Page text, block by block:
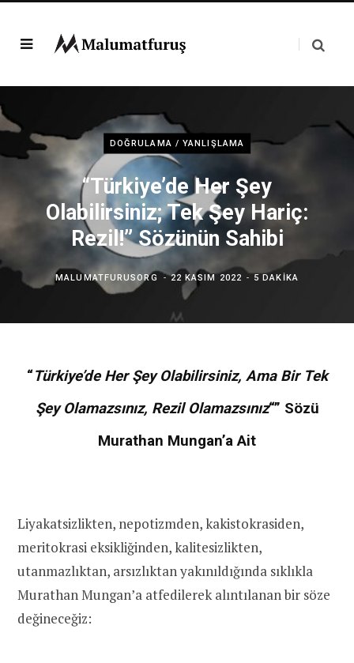
DOĞRULAMA / YANLIŞLAMA
“Türkiye’de Her Şey
Olabilirsiniz; Tek Şey Hariç:
Rezil!” Sözünün Sahibi
MALUMATFURUSORG 22 KASIM 2022 5 DAKIKA
“Türkiye’de Her Şey Olabilirsiniz, Ama Bir Tek
Şey Olamazsınız, Rezil Olamazsınız“” Sözü
Murathan Mungan’a Ait
Liyakatsizlikten, nepotizmden, kakistokrasiden,
meritokrasi eksikliğinden, kalitesizlikten,
utanmazlıktan, arsızlıktan yakınıldığında sıklıkla
Murathan Mungan’a atfedilerek alıntılanan bir söze
değineceğiz: